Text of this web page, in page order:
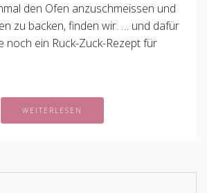
den Ofen anzuschmeissen und
zu backen, finden wir. … und dafür
noch ein Ruck-Zuck-Rezept für
WEITERLESEN